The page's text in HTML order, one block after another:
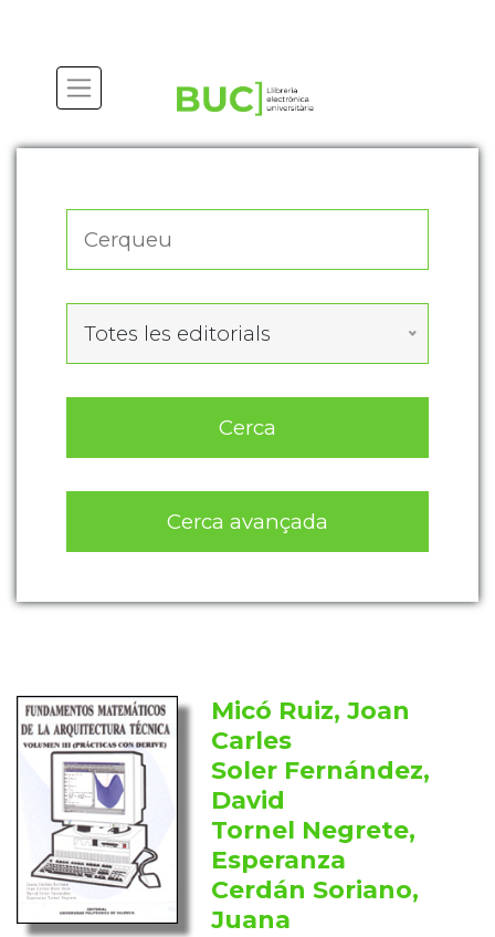
Totes les editorials
Cerca
Cerca avançada
Micó Ruiz, Joan
Carles
Soler Fernández,
David
Tornel Negrete,
Esperanza
Cerdán Soriano,
Juana